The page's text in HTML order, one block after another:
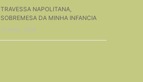
TRAVESSA NAPOLITANA,
SOBREMESA DA MINHA INFANCIA
13 Maio, 2018